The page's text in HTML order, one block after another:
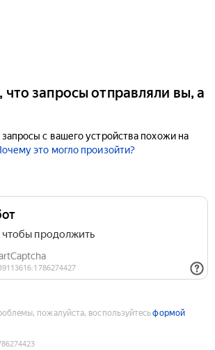
запросы отправляли вы, а
с вашего устройства похожи на
это могло произойти?
пожалуйста, воспользуйтесьформой